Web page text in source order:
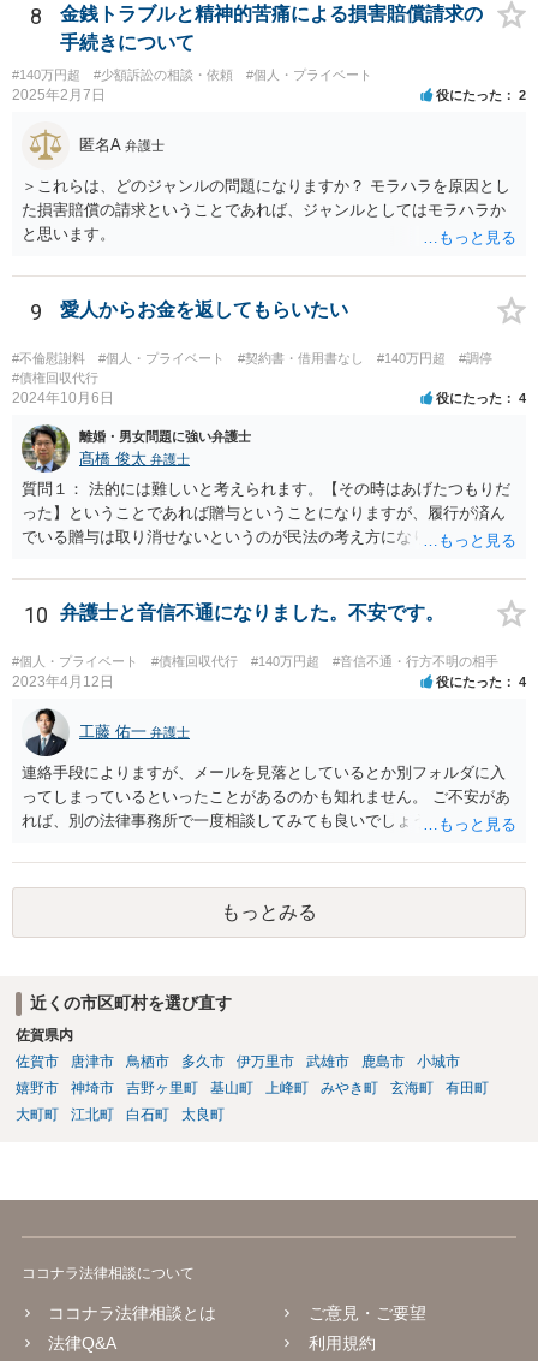
ですが、今までの弟の素行等問題は色々あり、反省と制裁して欲しい
です。 【回答】おそらく、弟さんとしては、「返済しなかったとして
も、兄が自分に対して法的措置を講じてくることはないであろう」と
いう「甘え」があるのだと思います。きちんと返済をさせるために
は、「家族内の問題であるから穏便に解決を図る」という対応ではな
くて、一般社会の中のルールに基づいて、「約束（契約）したことを
守らない場合には、法的措置を講じる」という当たり前の対応を取る
べきであろうかと思います。もちろん、現実的に一括で返済出来る状
況ではないのかもしれませんが、分割でもきちんと返済をさせる合意
を取り付けるべきです。訴訟を提起した上で、「裁判上の和解」（分
割での返済）をすれば、その返済を怠った場合には強制執行（国の力
で強制的に相手方から財産を取り上げて、そこから回収する）という
ことができます。まずは、弁護士に相談をすることから初めて頂いた
方が良いかと思います。
8
金銭トラブルと精神的苦痛による損害賠償請求の
手続きについて
#140万円超 #少額訴訟の相談・依頼 #個人・プライベート
2025年2月7日 役にたった 2
匿名A 弁護士
＞これらは、どのジャンルの問題になりますか？ モラハラを原因とし
た損害賠償の請求ということであれば、ジャンルとしてはモラハラか
と思います。
9 愛人からお金を返してもらいたい
#不倫慰謝料 #個人・プライベート #契約書・借用書なし #140万円超
#調停
#債権回収代行
2024年10月6日 役にたった 4
離婚・男女問題に強い弁護士
髙橋 俊太 弁護士
質問１： 法的には難しいと考えられます。【その時はあげたつもりだ
った】ということであれば贈与ということになりますが、履行が済ん
でいる贈与は取り消せないというのが民法の考え方になります。（な
あった場合に意味が生じる議論だと思われます。） 質問２： 調停申立
てをすること自体は可能ですが、相手方が調停に出席して話し合いに
３： 仮に裁判になったとしても、口論中の発言で合意成立が認定され
ることは考え難いと思われます。
10 弁護士と音信不通になりました。不安です。
#個人・プライベート #債権回収代行 #140万円超 #音信不通・行方不明の相手
2023年4月12日 役にたった 4
工藤 佑一 弁護士
連絡手段によりますが、メールを見落としているとか別フォルダに入
ってしまっているといったことがあるのかも知れません。 ご不安があ
れば、別の法律事務所で一度相談してみても良いでしょう。
もっとみる
近くの市区町村を選び直す
佐賀県内
佐賀市
唐津市 鳥栖市 多久市 伊万里市 武雄市 鹿島市
小城市
嬉野市
神埼市 吉野ヶ里町 基山町 上峰町 みやき町 玄海町
有田町
大町町
江北町 白石町 太良町
ココナラ法律相談について
ココナラ法律相談とは
法律Q&A
ご意見・ご要望
利用規約